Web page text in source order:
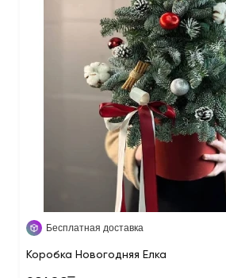
Бесплатная доставка
Коробка Новогодняя Елка